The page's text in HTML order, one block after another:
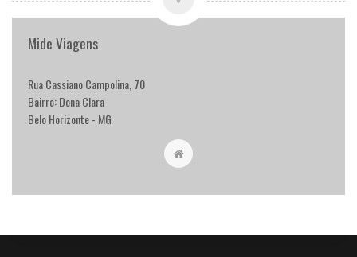
Mide Viagens
Rua Cassiano Campolina, 70
Bairro: Dona Clara
Belo Horizonte - MG